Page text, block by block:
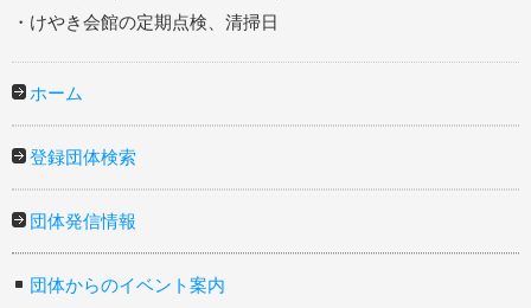
・けやき会館の定期点検、清掃日
ホーム
登録団体検索
団体発信情報
団体からのイベント案内